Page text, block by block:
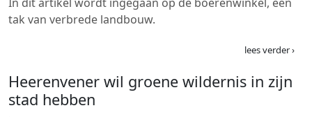
tak van verbrede landbouw.
lees verder ›
Heerenvener wil groene wildernis in zijn
stad hebben